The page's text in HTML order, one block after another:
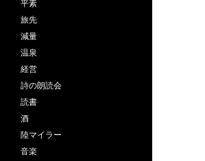
平素
旅先
減量
温泉
経営
詩の朗読会
読書
酒
陸マイラー
音楽